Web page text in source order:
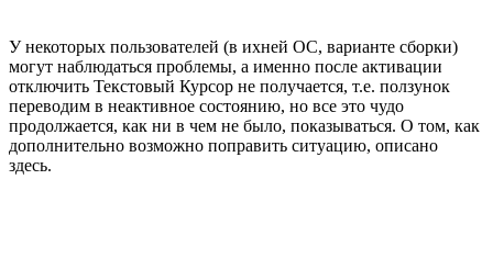
У некоторых пользователей (в ихней ОС, варианте сборки)
могут наблюдаться проблемы, а именно после активации
отключить Текстовый Курсор не получается, т.е. ползунок
переводим в неактивное состоянию, но все это чудо
продолжается, как ни в чем не было, показываться. О том, как
дополнительно возможно поправить ситуацию, описано
здесь.